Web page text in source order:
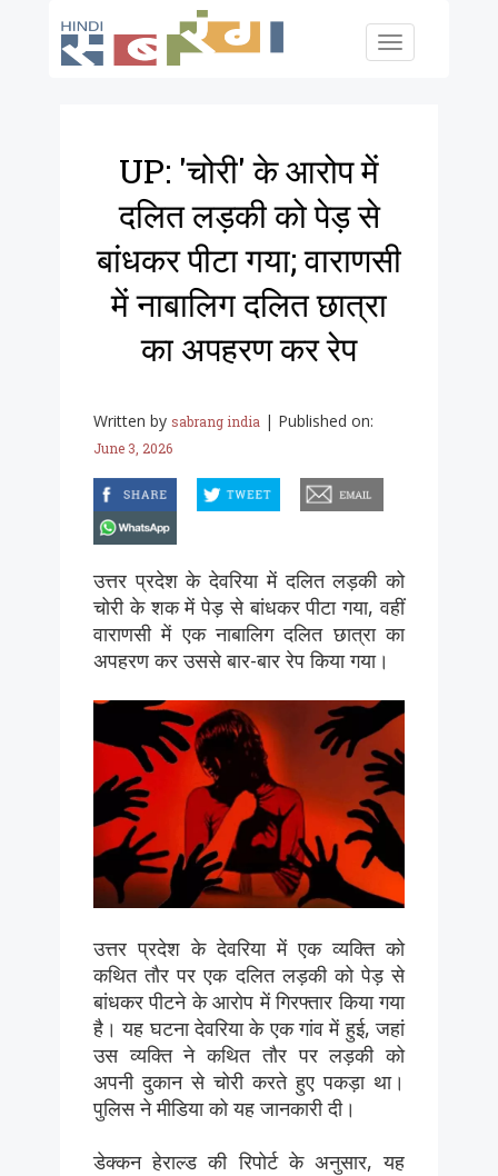
Toggle
UP: 'चोरी' के आरोप में
दलित लड़की को पेड़ से
बांधकर पीटा गया; वाराणसी
में नाबालिग दलित छात्रा
का अपहरण कर रेप
Written by sabrang india | Published on:
June 3, 2026
उत्तर प्रदेश के देवरिया में दलित लड़की को
चोरी के शक में पेड़ से बांधकर पीटा गया, वहीं
वाराणसी में एक नाबालिग दलित छात्रा का
अपहरण कर उससे बार-बार रेप किया गया।
उत्तर प्रदेश के देवरिया में एक व्यक्ति को
कथित तौर पर एक दलित लड़की को पेड़ से
बांधकर पीटने के आरोप में गिरफ्तार किया गया
है। यह घटना देवरिया के एक गांव में हुई, जहां
उस व्यक्ति ने कथित तौर पर लड़की को
अपनी दुकान से चोरी करते हुए पकड़ा था।
पुलिस ने मीडिया को यह जानकारी दी।
डेक्कन हेराल्ड की रिपोर्ट के अनुसार, यह